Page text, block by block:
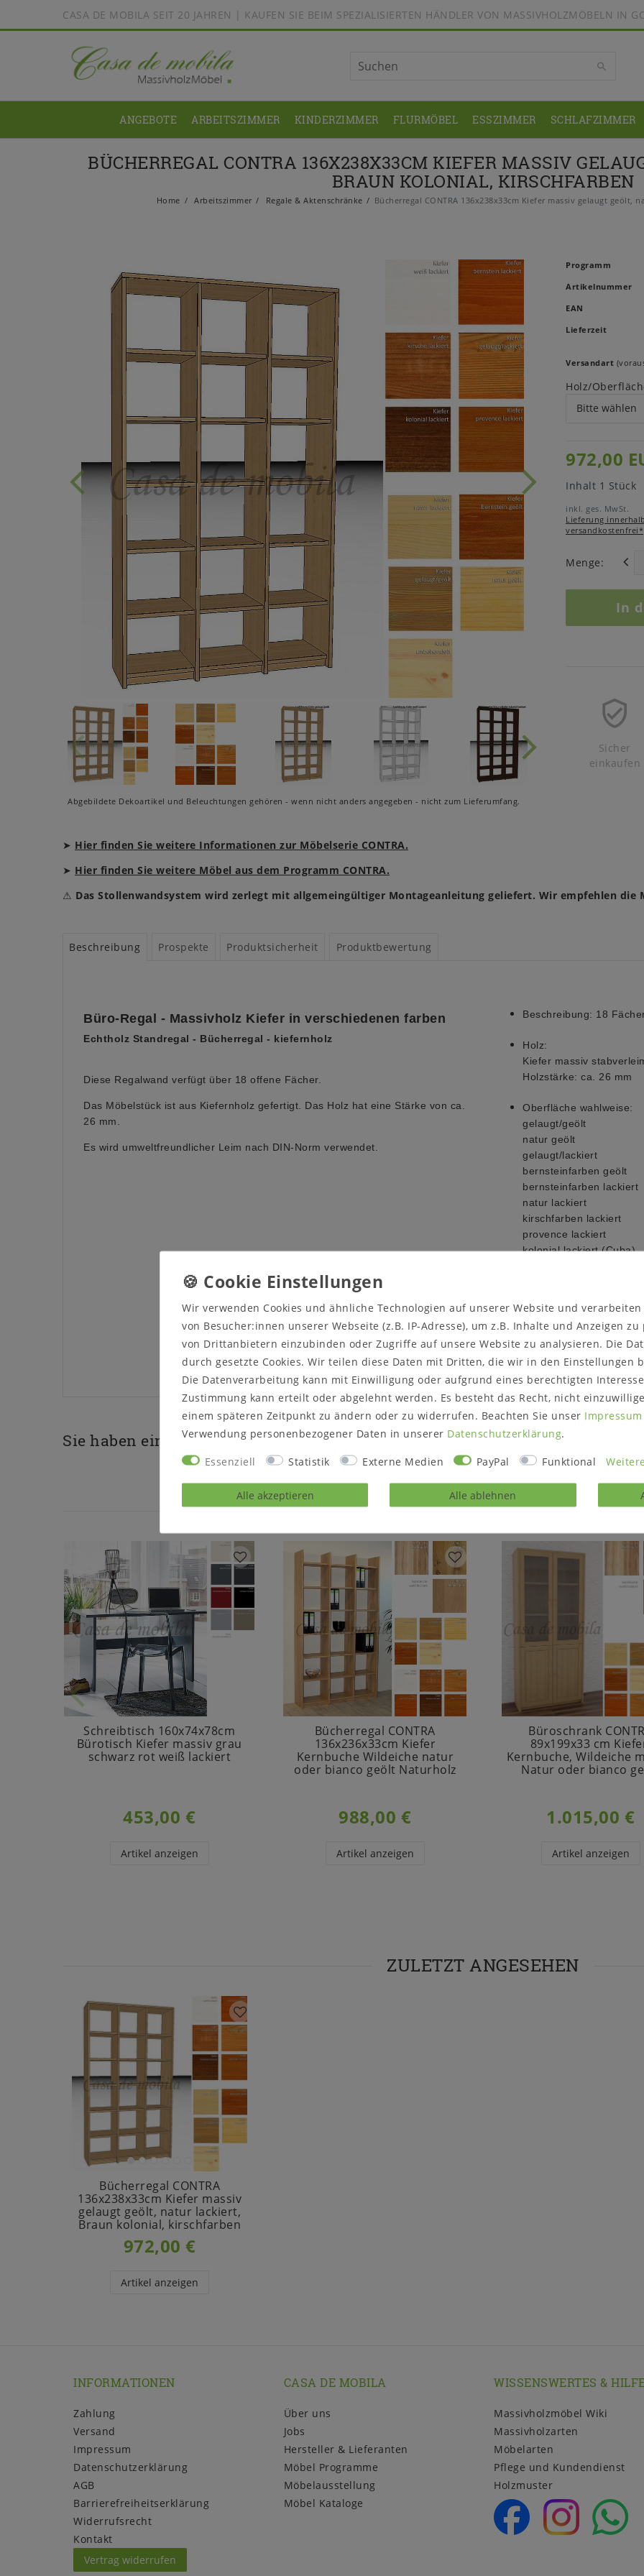
CASA DE MOBILA SEIT 20 JAHREN | KAUFEN SIE BEIM SPEZIALISIERTEN HÄNDLER VON MASSIVHOLZMÖBELN IN
ANGEBOTE ARBEITSZIMMER KINDERZIMMER FLURMÖBEL ESSZIMMER SCHLAFZIMMER
BÜCHERREGAL CONTRA 136X238X33CM KIEFER MASSIV
BRAUN KOLONIAL, KIRSCHFARBEN
Home Arbeitszimmer Regale & Aktenschränke Bücherregal CONTRA 136x238x33cm Kiefer massiv gelaugt
Abgebildete Dekoartikel und Beleuchtungen gehören - wenn nicht anders angegeben - nicht zum Lieferumfang.
Programm
Artikelnummer
EAN
Lieferzeit
Versandart
Holz/
972,00
Inhalt 1 Stück
inkl. ges. MwSt.
Lieferung
versandkostenfrei*
Menge:
In
Sicher
einkaufen
➤ Hier finden Sie weitere Informationen zur Möbelserie CONTRA.
➤ Hier finden Sie weitere Möbel aus dem Programm CONTRA.
⚠ Das Stollenwandsystem wird zerlegt mit allgemeingültiger Montageanleitung geliefert. Wir empfehlen
Beschreibung Prospekte Produktsicherheit Produktbewertung
Büro-Regal - Massivholz Kiefer in verschiedenen farben
Echtholz Standregal - Bücherregal - kiefernholz
Diese Regalwand verfügt über 18 offene Fächer.
Das Möbelstück ist aus Kiefernholz gefertigt. Das Holz hat eine Stärke von ca.
26 mm.
Es wird umweltfreundlicher Leim nach DIN-Norm verwendet.
Beschreibung: 18
Holz:
Kiefer massiv
Holzstärke: ca. 26 mm
Oberfläche wahlweise:
gelaugt/geölt
natur geölt
gelaugt/lackiert
bernsteinfarben geölt
bernsteinfarben lackiert
natur lackiert
kirschfarben lackiert
provence lackiert
kolonial lackiert (Cuba)
Maße: ca. B 136,4 x H
Lieferzustand:zerlegt
Sie haben eine Frage zu diesem Produkt? Gerne können Sie
Passende Artikel
Schreibtisch 160x74x78cm
Bürotisch Kiefer massiv grau
schwarz rot weiß lackiert
453,00 €
Artikel anzeigen
Bücherregal CONTRA
136x236x33cm Kiefer
Kernbuche Wildeiche natur
oder bianco geölt Naturholz
988,00 €
Artikel anzeigen
Büroschrank
89x199x33 cm
Kernbuche, Wildeiche
Natur oder bianco
1.015,00 €
Artikel anzeigen
ZULETZT ANGESEHEN
Bücherregal CONTRA
136x238x33cm Kiefer massiv
gelaugt geölt, natur lackiert,
Braun kolonial, kirschfarben
972,00 €
Artikel anzeigen
INFORMATIONEN
Zahlung
Versand
Impressum
Daten­schutz­erklärung
AGB
Barrierefreiheitserklärung
Widerrufs­recht
Kontakt
Vertrag widerrufen
CASA DE MOBILA
Über uns
Jobs
Hersteller & Lieferanten
Möbel Programme
Möbelausstellung
Möbel Kataloge
WISSENSWERTES &
Massivholzmöbel Wiki
Massivholzarten
Möbelarten
Pflege und Kundendienst
Holzmuster
Wir verwenden Cookies und ähnliche Technologien auf unserer Website und
von Besucher:innen unserer Webseite (z.B. IP-Adresse), um z.B. Inhalte und Anzeigen
von Drittanbietern einzubinden oder Zugriffe auf unsere Website zu analysieren. Die
durch gesetzte Cookies. Wir teilen diese Daten mit Dritten, die wir in den Einstellungen
Die Datenverarbeitung kann mit Einwilligung oder aufgrund eines berechtigten
Zustimmung kann erteilt oder abgelehnt werden. Es besteht das Recht, nicht
einem späteren Zeitpunkt zu ändern oder zu widerrufen. Beachten Sie unser Impressum
Verwendung personenbezogener Daten in unserer Daten­schutz­erklärung.
Essenziell Statistik Externe Medien PayPal Funktional
Alle akzeptieren Alle ablehnen